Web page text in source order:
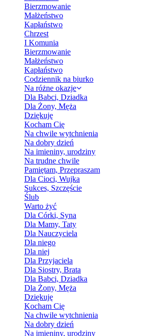
Bierzmowanie
Małżeństwo
Kapłaństwo
Chrzest
I Komunia
Bierzmowanie
Małżeństwo
Kapłaństwo
Codziennik na biurko
Na różne okazje
Dla Babci, Dziadka
Dla Żony, Męża
Dziękuję
Kocham Cię
Na chwile wytchnienia
Na dobry dzień
Na imieniny, urodziny
Na trudne chwile
Pamiętam, Przepraszam
Dla Cioci, Wujka
Sukces, Szczęście
Ślub
Warto żyć
Dla Córki, Syna
Dla Mamy, Taty
Dla Nauczyciela
Dla niego
Dla niej
Dla Przyjaciela
Dla Siostry, Brata
Dla Babci, Dziadka
Dla Żony, Męża
Dziękuję
Kocham Cię
Na chwile wytchnienia
Na dobry dzień
Na imieniny, urodziny